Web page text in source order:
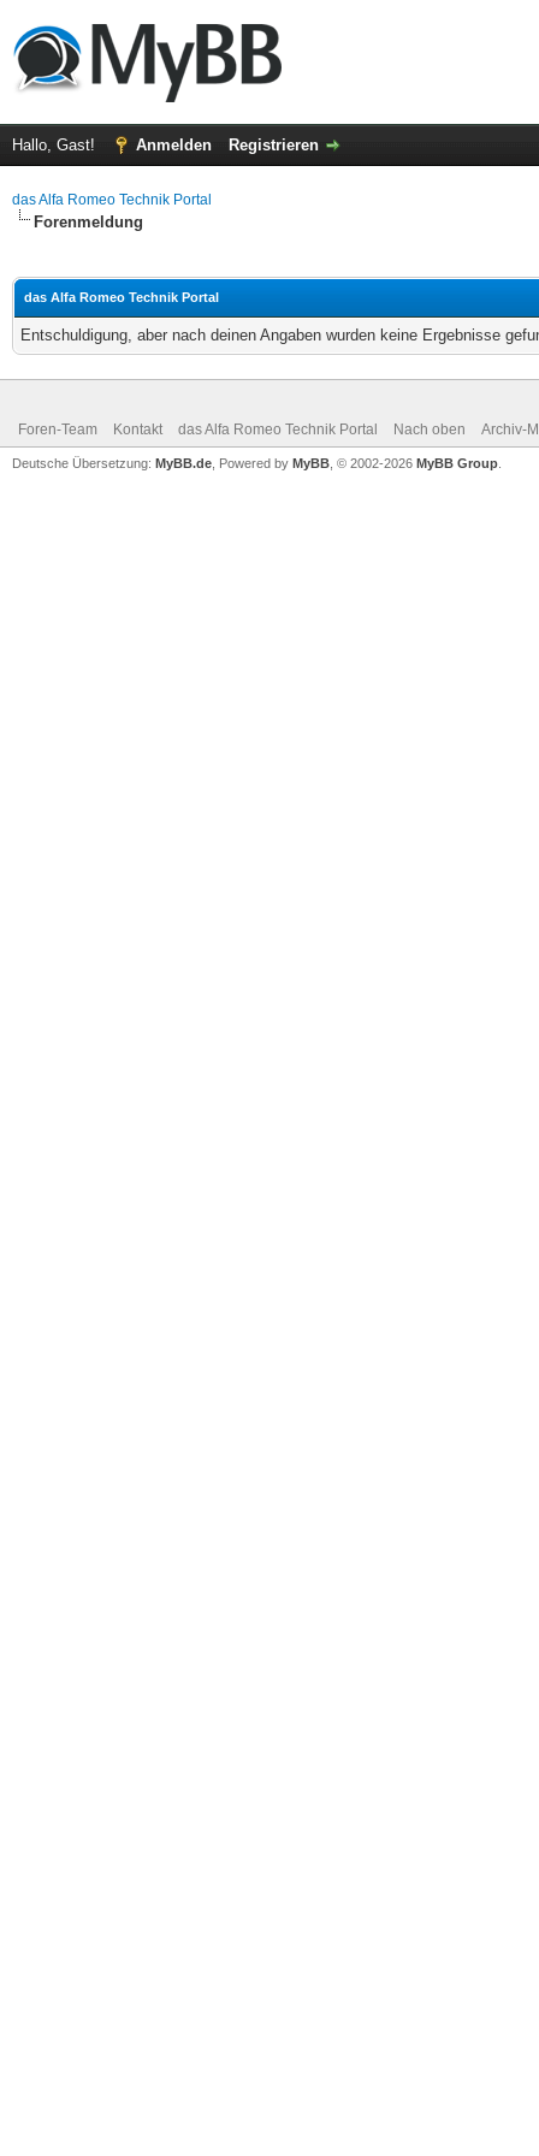
Hallo, Gast! Anmelden Registrieren
das Alfa Romeo Technik Portal
Forenmeldung
das Alfa Romeo Technik Portal
Entschuldigung, aber nach deinen Angaben wurden keine Ergebnisse
Foren-Team Kontakt das Alfa Romeo Technik Portal Nach oben Archiv-
Deutsche Übersetzung: MyBB.de , Powered by MyBB , © 2002-2026 MyBB Group